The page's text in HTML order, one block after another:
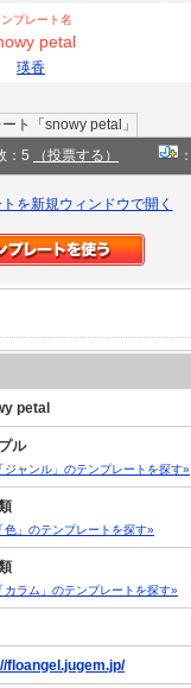
ンプレート名
petal
瑛香
：5 （投票する）
を新規ウィンドウで開く
petal
ル
ジャンル」のテンプレートを探す»
色」のテンプレートを探す»
カラム」のテンプレートを探す»
floangel.jugem.jp/